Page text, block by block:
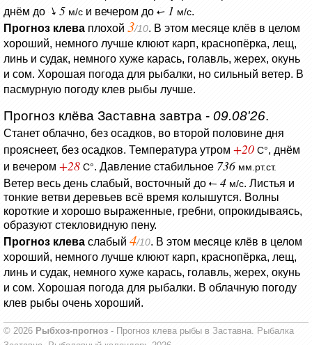
днём до
5 м/с и вечером до 1 м/с.
Прогноз клева плохой 3/10. В этом месяце клёв в целом
хороший, немного лучше клюют карп, краснопёрка, лещ,
линь и судак, немного хуже карась, голавль, жерех, окунь
и сом. Хорошая погода для рыбалки, но сильный ветер. В
пасмурную погоду клев рыбы лучше.
Прогноз клёва Заставна завтра - 09.08'26.
Станет облачно, без осадков, во второй половине дня
прояснеет, без осадков. Температура утром +20 C°, днём
и вечером +28 C°. Давление стабильное 736 мм.рт.ст.
Ветер весь день слабый, восточный до 4 м/с. Листья и
тонкие ветви деревьев всё время колышутся. Волны
короткие и хорошо выраженные, гребни, опрокидываясь,
образуют стекловидную пену.
Прогноз клева слабый 4/10. В этом месяце клёв в целом
хороший, немного лучше клюют карп, краснопёрка, лещ,
линь и судак, немного хуже карась, голавль, жерех, окунь
и сом. Хорошая погода для рыбалки. В облачную погоду
клев рыбы очень хороший.
© 2026 Рыбхоз-прогноз - Прогноз клева рыбы в Заставна. Рыбалка